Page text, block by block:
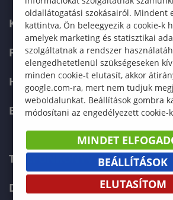
KÉPZÉSEK
FELVÉTELIZŐKNEK
HALLGATÓKNAK
ERASMUS+
TELEFONKÖNYV
DOKUMENTUMOK
oldallátogatási szokásairól. Mindent
kattintva, Ön beleegyezik a cookie-k
amelyek marketing és statisztikai
szolgáltatnak a rendszer
elengedhetetlenül szükségeseken
minden cookie-t elutasít, akkor
google.com-ra, mert nem tudjuk
weboldalunkat. Beállítások gombra
módosítani az engedélyezett cookie-
MINDET
BEÁLLÍTÁSOK
ELUTASÍTOM